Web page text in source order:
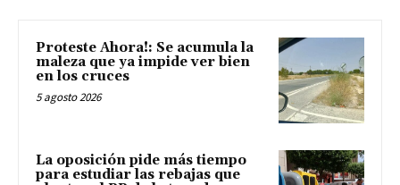
Proteste Ahora!: Se acumula la
maleza que ya impide ver bien
en los cruces
5 agosto 2026
La oposición pide más tiempo
para estudiar las rebajas que